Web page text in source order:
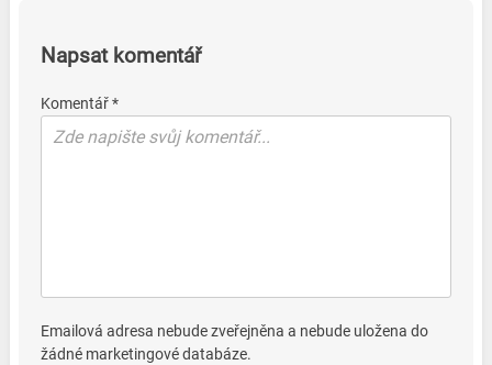
Napsat komentář
Komentář *
Emailová adresa nebude zveřejněna a nebude uložena do
žádné marketingové databáze.